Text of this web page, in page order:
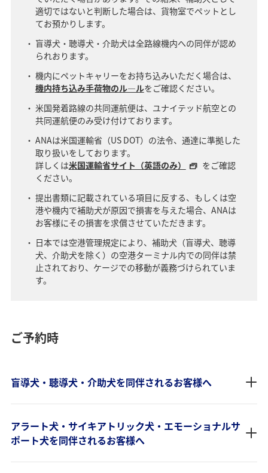
適切ではないと判断した場合は、貨物室でペットとし
てお預かりします。
盲導犬・聴導犬・介助犬は全路線機内への同伴が認め
られおります。
機内にペットキャリーをお持ち込みいただく場合は、
機内持ち込み手荷物のル―ルをご確認ください。
米国発着路線の共同運航便は、ユナイテッド航空との
共同運航便のみ受け付けております。
ANAは米国運輸省（US DOT）の法令、通達に準拠した
取り扱いをしております。
詳しくは米国運輸省サイト（英語のみ）
をご確認
ください。
提出書類に記載されている項目に反する、もしくは空
港や機内で補助犬が原因で損害を与えた場合、ANAは
お客様にその損害を求償させていただきます。
日本では空港管理規定により、補助犬（盲導犬、聴導
犬、介助犬を除く）の空港ターミナル内での同伴は禁
止されており、ケージでの移動が義務づけられていま
す。
ご予約時
盲導犬・聴導犬・介助犬を同伴されるお客様へ
アラート犬・サイキアトリック犬・エモーショナルサ
ポート犬を同伴されるお客様へ